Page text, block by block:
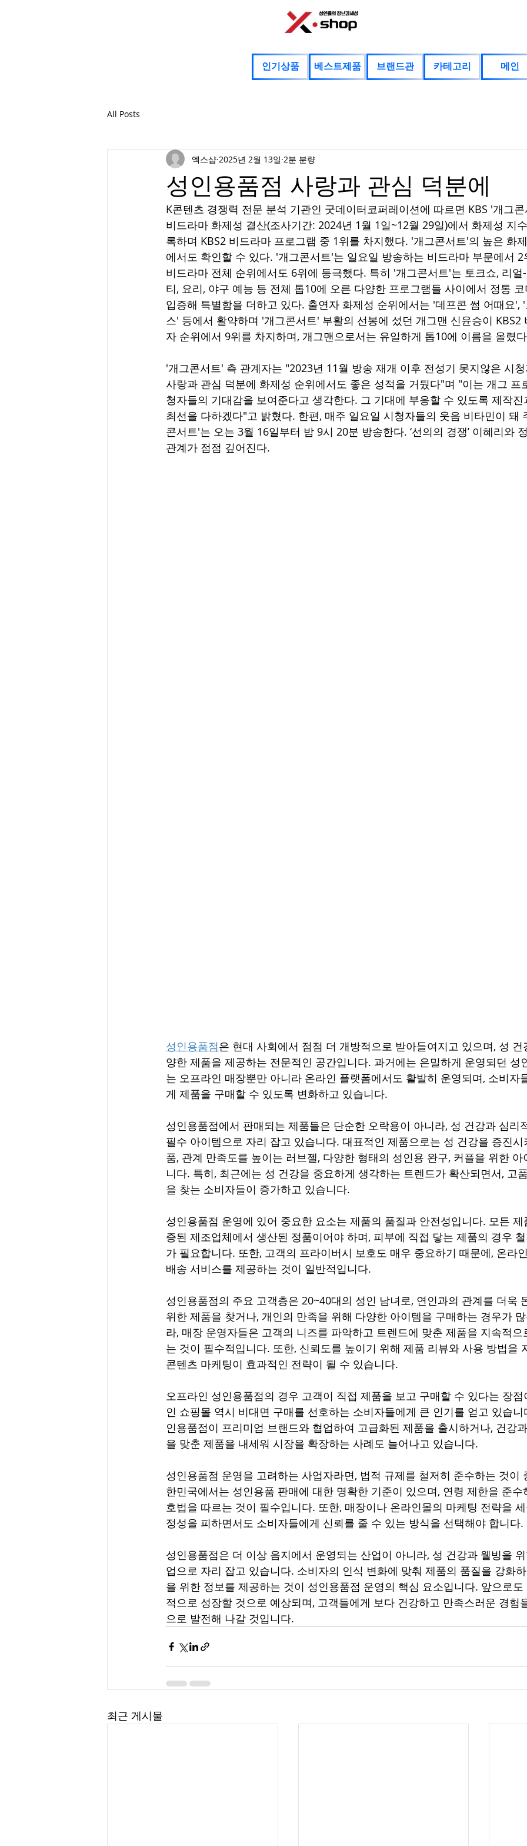
인기상품 베스트제품 브랜드관 카테고리 메인
All Posts
성인용품점 사랑과 관심 덕분에
엑스샵 2025년 2월 13일 2분 분량
K콘텐츠 경쟁력 전문 분석 기관인 굿데이터코퍼레이션에 따르면 KBS '개그
비드라마 화제성 결산(조사기간: 2024년 1월 1일~12월 29일)에서 화제성 지
록하며 KBS2 비드라마 프로그램 중 1위를 차지했다. '개그콘서트'의 높은 화
에서도 확인할 수 있다. '개그콘서트'는 일요일 방송하는 비드라마 부문에서 2
비드라마 전체 순위에서도 6위에 등극했다. 특히 '개그콘서트'는 토크쇼, 리얼
티, 요리, 야구 예능 등 전체 톱10에 오른 다양한 프로그램들 사이에서 정통
입증해 특별함을 더하고 있다. 출연자 화제성 순위에서는 '데프콘 썸 어때요',
스' 등에서 활약하며 '개그콘서트' 부활의 선봉에 섰던 개그맨 신윤승이 KBS2
자 순위에서 9위를 차지하며, 개그맨으로서는 유일하게 톱10에 이름을 올렸
'개그콘서트' 측 관계자는 "2023년 11월 방송 재개 이후 전성기 못지않은 시
사랑과 관심 덕분에 화제성 순위에서도 좋은 성적을 거뒀다"며 "이는 개그 프
청자들의 기대감을 보여준다고 생각한다. 그 기대에 부응할 수 있도록 제작
최선을 다하겠다"고 밝혔다. 한편, 매주 일요일 시청자들의 웃음 비타민이 돼
콘서트'는 오는 3월 16일부터 밤 9시 20분 방송한다. ‘선의의 경쟁’ 이혜리와
관계가 점점 깊어진다.
성인용품점은 현대 사회에서 점점 더 개방적으로 받아들여지고 있으며, 성
양한 제품을 제공하는 전문적인 공간입니다. 과거에는 은밀하게 운영되던 성
는 오프라인 매장뿐만 아니라 온라인 플랫폼에서도 활발히 운영되며, 소비자
게 제품을 구매할 수 있도록 변화하고 있습니다.
성인용품점에서 판매되는 제품들은 단순한 오락용이 아니라, 성 건강과 심리
필수 아이템으로 자리 잡고 있습니다. 대표적인 제품으로는 성 건강을 증진시
품, 관계 만족도를 높이는 러브젤, 다양한 형태의 성인용 완구, 커플을 위한 아
니다. 특히, 최근에는 성 건강을 중요하게 생각하는 트렌드가 확산되면서, 고
을 찾는 소비자들이 증가하고 있습니다.
성인용품점 운영에 있어 중요한 요소는 제품의 품질과 안전성입니다. 모든 제
증된 제조업체에서 생산된 정품이어야 하며, 피부에 직접 닿는 제품의 경우
가 필요합니다. 또한, 고객의 프라이버시 보호도 매우 중요하기 때문에, 온라
배송 서비스를 제공하는 것이 일반적입니다.
성인용품점의 주요 고객층은 20~40대의 성인 남녀로, 연인과의 관계를 더욱
위한 제품을 찾거나, 개인의 만족을 위해 다양한 아이템을 구매하는 경우가
라, 매장 운영자들은 고객의 니즈를 파악하고 트렌드에 맞춘 제품을 지속적으
는 것이 필수적입니다. 또한, 신뢰도를 높이기 위해 제품 리뷰와 사용 방법을
콘텐츠 마케팅이 효과적인 전략이 될 수 있습니다.
오프라인 성인용품점의 경우 고객이 직접 제품을 보고 구매할 수 있다는 장
인 쇼핑몰 역시 비대면 구매를 선호하는 소비자들에게 큰 인기를 얻고 있습니
인용품점이 프리미엄 브랜드와 협업하여 고급화된 제품을 출시하거나, 건강
을 맞춘 제품을 내세워 시장을 확장하는 사례도 늘어나고 있습니다.
성인용품점 운영을 고려하는 사업자라면, 법적 규제를 철저히 준수하는 것이
한민국에서는 성인용품 판매에 대한 명확한 기준이 있으며, 연령 제한을 준수
호법을 따르는 것이 필수입니다. 또한, 매장이나 온라인몰의 마케팅 전략을
정성을 피하면서도 소비자들에게 신뢰를 줄 수 있는 방식을 선택해야 합니다.
성인용품점은 더 이상 음지에서 운영되는 산업이 아니라, 성 건강과 웰빙을
업으로 자리 잡고 있습니다. 소비자의 인식 변화에 맞춰 제품의 품질을 강화
을 위한 정보를 제공하는 것이 성인용품점 운영의 핵심 요소입니다. 앞으로
적으로 성장할 것으로 예상되며, 고객들에게 보다 건강하고 만족스러운 경험
으로 발전해 나갈 것입니다.
최근 게시물